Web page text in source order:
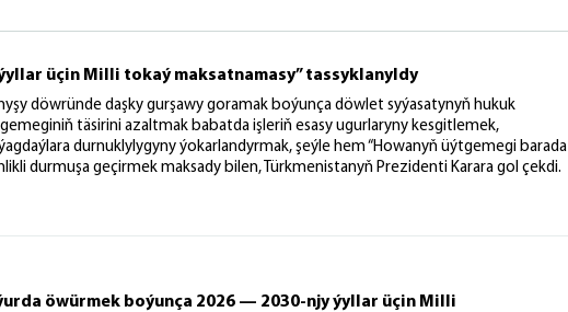
üçin Milli tokaý maksatnamasy” tassyklanyldy
döwründe daşky gurşawy goramak boýunça döwlet syýasatynyň hukuk
täsirini azaltmak babatda işleriň esasy ugurlaryny kesgitlemek,
durnuklylygyny ýokarlandyrmak, şeýle hem “Howanyň üýtgemegi barada
durmuşa geçirmek maksady bilen, Türkmenistanyň Prezidenti Karara gol çekdi.
öwürmek boýunça 2026 — 2030-njy ýyllar üçin Milli